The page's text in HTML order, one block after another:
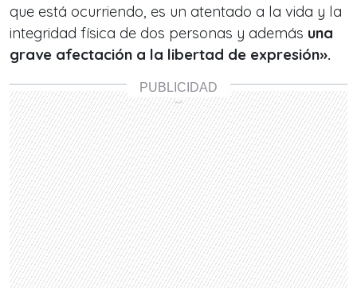
que está ocurriendo, es un atentado a la vida y la
integridad física de dos personas y además una
grave afectación a la libertad de expresión».